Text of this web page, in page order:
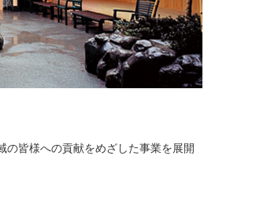
の皆様への貢献をめざした事業を展開